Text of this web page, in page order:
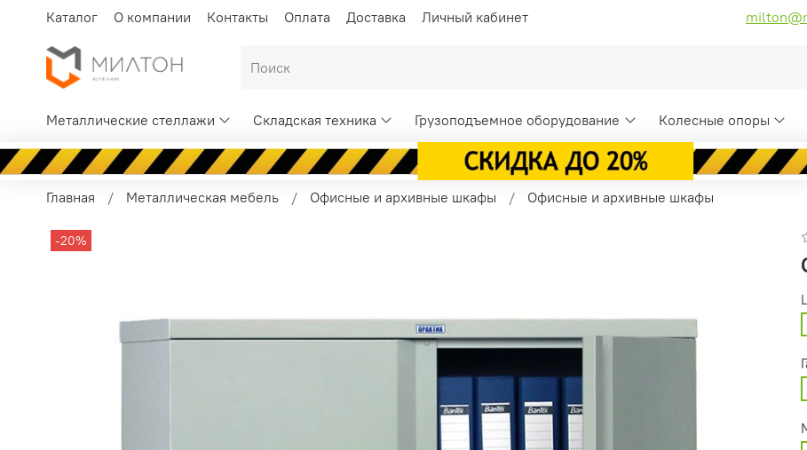
Каталог О компании Контакты Оплата Доставка Личный кабинет
Металлические стеллажи Складская техника Грузоподъемное оборудование Колесные опоры
Главная Металлическая мебель Офисные и архивные шкафы Офисные и архивные шкафы
-20%